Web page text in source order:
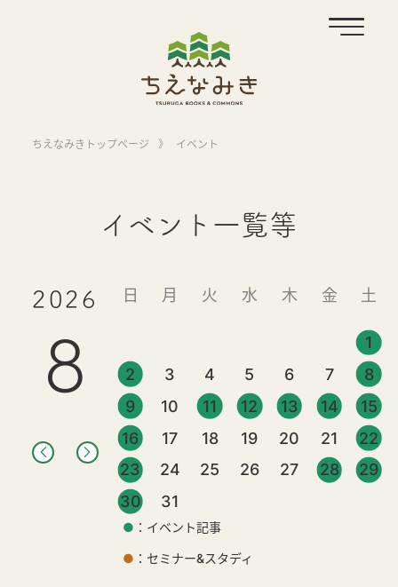
ちえなみきトップページ 》 イベント
イベント一覧等
2026
8
日 月 火 水 木 金 土
1
2
3 4 5 6 7
8
9
10 11 12 13 14
15
16
17 18 19 20 21
22
23
24 25 26 27 28
29
30
31
● ：イベント記事
● ：セミナー&スタディ